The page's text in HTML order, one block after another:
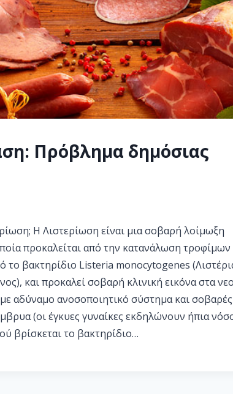
Πρόβλημα δημόσιας
Η Λιστερίωση είναι μια σοβαρή λοίμωξη
προκαλείται από την κατανάλωση τροφίμων
το βακτηρίδιο Listeria monocytogenes
και προκαλεί σοβαρή κλινική εικόνα στα
αδύναμο ανοσοποιητικό σύστημα και σοβαρές
(οι έγκυες γυναίκες εκδηλώνουν ήπια
βρίσκεται το βακτηρίδιο…